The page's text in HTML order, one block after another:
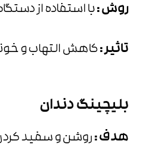
روش :با استفاده از
تاثیر :کاهش التهاب و
بلیچینگ دندان
هدف :روشن و سفید